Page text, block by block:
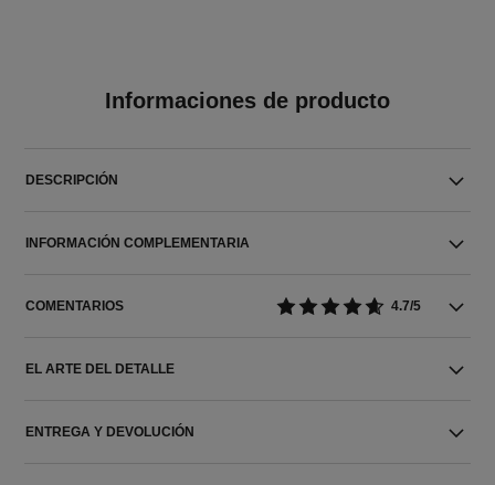
Informaciones de producto
DESCRIPCIÓN
INFORMACIÓN COMPLEMENTARIA
COMENTARIOS 4.7/5
EL ARTE DEL DETALLE
ENTREGA Y DEVOLUCIÓN